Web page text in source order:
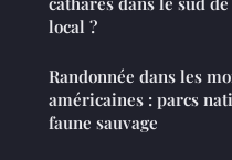
local ?
Randonnée dans les
américaines : parcs
faune sauvage